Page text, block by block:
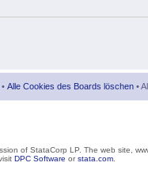
• Alle Cookies des Boards löschen •
of StataCorp LP. The web site,
DPC Software orstata.com